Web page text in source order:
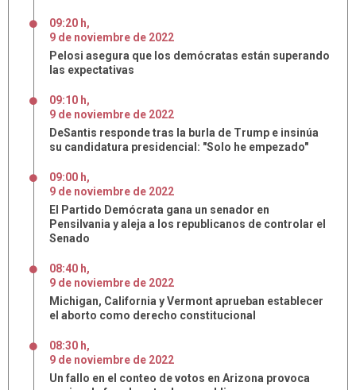
09:20 h,
9 de noviembre de 2022
Pelosi asegura que los demócratas están superando
las expectativas
09:10 h,
9 de noviembre de 2022
DeSantis responde tras la burla de Trump e insinúa
su candidatura presidencial: "Solo he empezado"
09:00 h,
9 de noviembre de 2022
El Partido Demócrata gana un senador en
Pensilvania y aleja a los republicanos de controlar el
Senado
08:40 h,
9 de noviembre de 2022
Michigan, California y Vermont aprueban establecer
el aborto como derecho constitucional
08:30 h,
9 de noviembre de 2022
Un fallo en el conteo de votos en Arizona provoca